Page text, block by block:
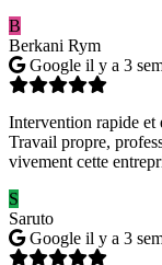
B
Berkani Rym
Google il y a 3
Intervention rapide et
Travail propre,
vivement cette
S
Saruto
Google il y a 3